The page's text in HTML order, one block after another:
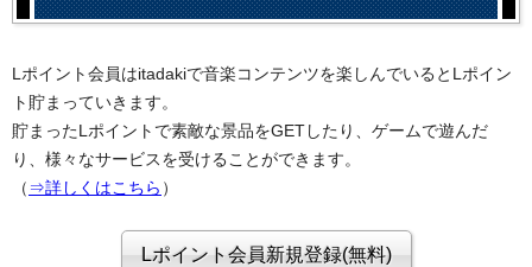
Lポイント会員はitadakiで音楽コンテンツを楽しんでいるとLポイン
ト貯まっていきます。
貯まったLポイントで素敵な景品をGETしたり、ゲームで遊んだ
り、様々なサービスを受けることができます。
（ ⇒詳しくはこちら ）